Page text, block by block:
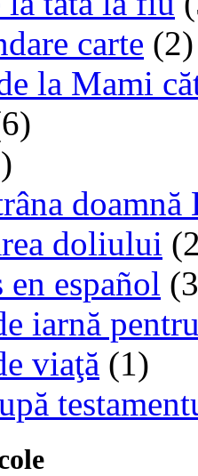
carte (2)
la Mami
doliului
español
iarnă
viaţă (1)